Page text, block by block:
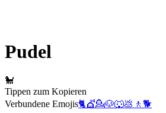
Pudel
🐩
Tippen zum Kopieren
Verbundene Emojis🐈💇💁🐶🐺💩 🚶 🐕